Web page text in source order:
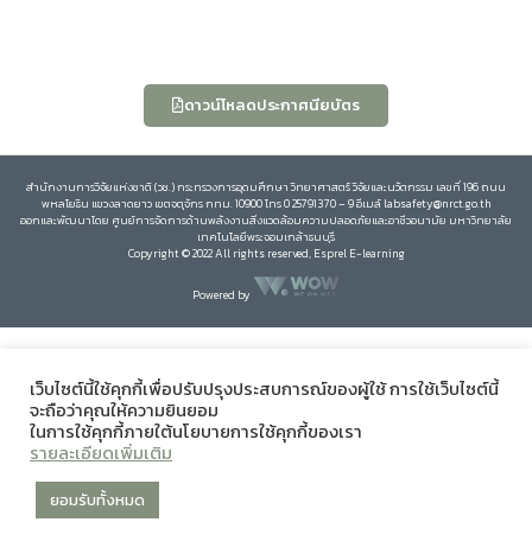
ดาวน์โหลดประกาศนียบัตร
สำนักงานการวิจัยแห่งชาติ (วช.) กระทรวงการอุดมศึกษา วิทยาศาสตร์ วิจัยและนวัตกรรม เลขที่ 196 ถนน
พหลโยธิน แขวงลาดยาว เขตจตุจักร กทม. 10900 โทร 0 25791370 – 9 อีเมล์ labsafety@nrct.go.th
ออกและพัฒนาโดย ศูนย์การจัดการด้านพลังงานสิ่งแวดล้อมความปลอดภัยและอาชีวอนามัย มหาวิทยาลัย
เทคโนโลยีพระจอมเกล้าธนบุรี
Copyright © 2022 All rights reserved, Esprel E-learning
Powered by
เว็บไซต์นี้ใช้คุกกี้เพื่อปรับปรุงประสบการณ์ของผู้ใช้ การใช้เว็บไซต์นี้
จะถือว่าคุณให้ความยินยอม
ในการใช้คุกกี้ภายใต้นโยบายการใช้คุกกี้ของเรา
รายละเอียดเพิ่มเติม
ยอมรับทั้งหมด